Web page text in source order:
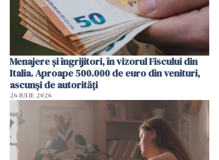
Menajere și îngrijitori, în vizorul Fiscului din
Italia. Aproape 500.000 de euro din venituri,
ascunși de autorități
26 IULIE 2026